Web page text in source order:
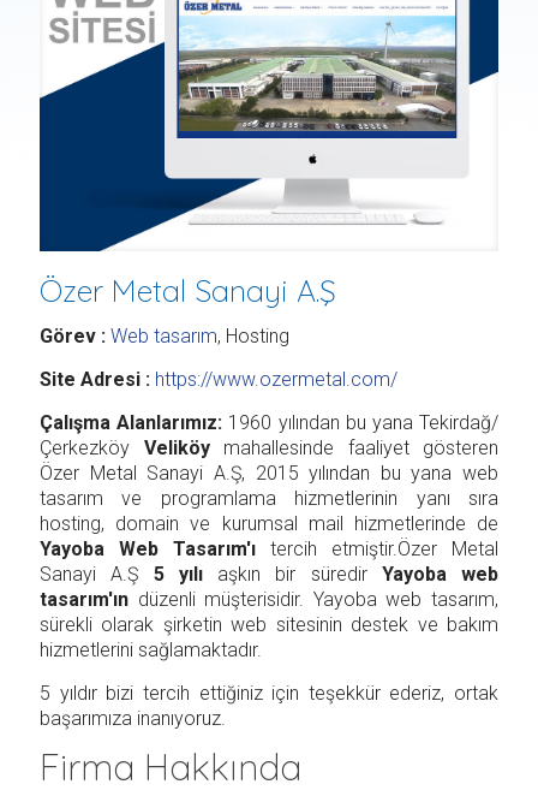
Özer Metal Sanayi A.Ş
Görev : Web tasarım, Hosting
Site Adresi : https://www.ozermetal.com/
Çalışma Alanlarımız: 1960 yılından bu yana Tekirdağ/
Çerkezköy Veliköymahallesinde faaliyet gösteren
Özer Metal Sanayi A.Ş, 2015 yılından bu yana web
tasarım ve programlama hizmetlerinin yanı sıra
hosting, domain ve kurumsal mail hizmetlerinde de
Yayoba Web Tasarım'ı tercih etmiştir.Özer Metal
Sanayi A.Ş 5 yılıaşkın bir süredir Yayoba web
tasarım'ın düzenli müşterisidir. Yayoba web tasarım,
sürekli olarak şirketin web sitesinin destek ve bakım
hizmetlerini sağlamaktadır.
5 yıldır bizi tercih ettiğiniz için teşekkür ederiz, ortak
başarımıza inanıyoruz.
Firma Hakkında